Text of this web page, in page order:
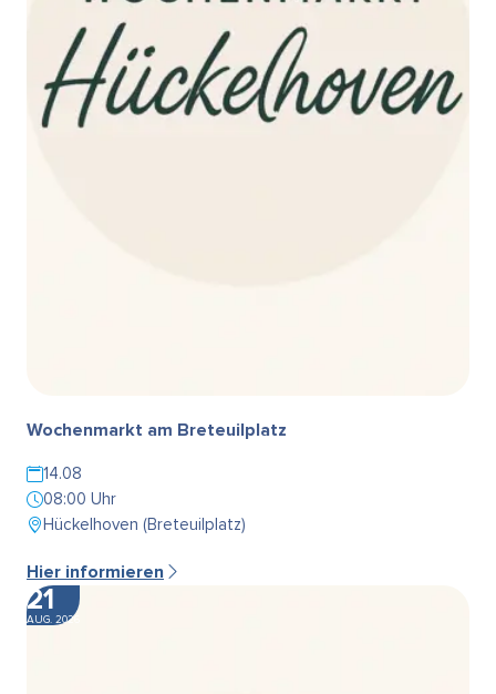
Wochenmarkt am Breteuilplatz
14.08
08:00 Uhr
Hückelhoven (Breteuilplatz)
Hier informieren
21
AUG. 2026